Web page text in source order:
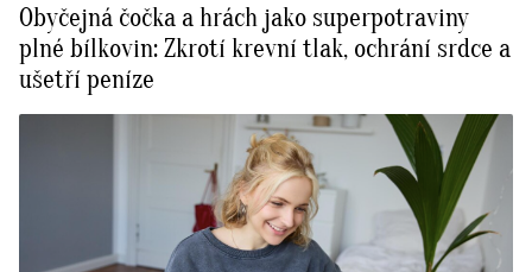
Obyčejná čočka a hrách jako superpotraviny
plné bílkovin: Zkrotí krevní tlak, ochrání srdce a
ušetří peníze